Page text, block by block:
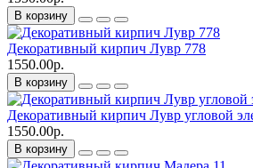
В корзину
Декоративный кирпич Лувр 778
1550.00р.
В корзину
Декоративный кирпич Лувр угловой
1550.00р.
В корзину